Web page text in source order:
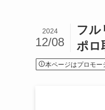
フル
ポロ
2024
12/08
本ページはプロモー